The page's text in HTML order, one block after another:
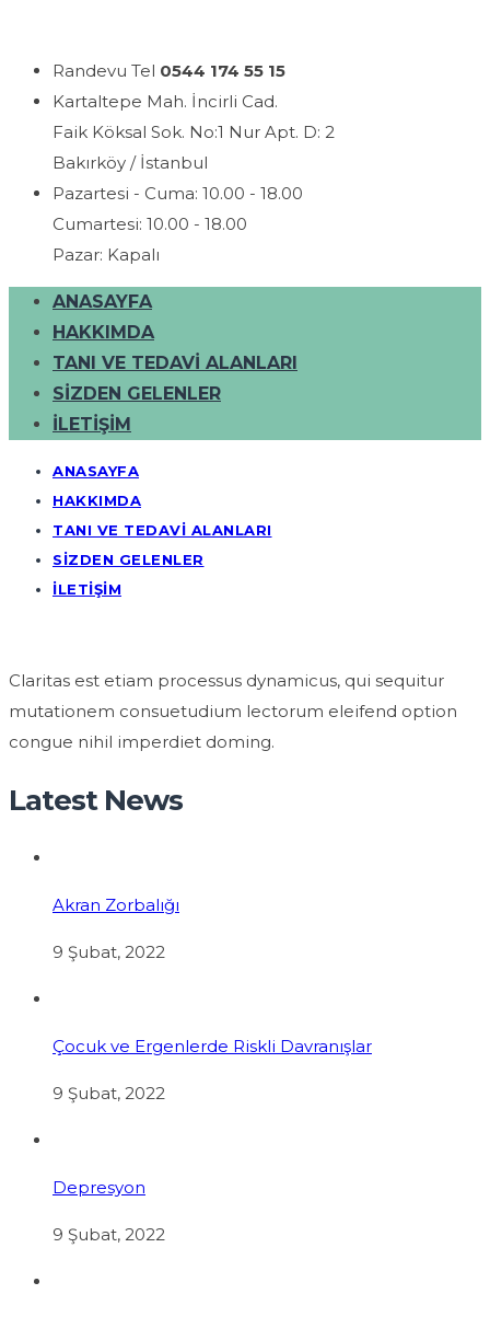
Randevu Tel 0544 174 55 15
Kartaltepe Mah. İncirli Cad.
Faik Köksal Sok. No:1 Nur Apt. D: 2
Bakırköy / İstanbul
Pazartesi - Cuma: 10.00 - 18.00
Cumartesi: 10.00 - 18.00
Pazar: Kapalı
ANASAYFA
HAKKIMDA
TANI VE TEDAVI ALANLARI
SIZDEN GELENLER
İLETIŞIM
ANASAYFA
HAKKIMDA
TANI VE TEDAVI ALANLARI
SIZDEN GELENLER
İLETIŞIM
Claritas est etiam processus dynamicus, qui sequitur
mutationem consuetudium lectorum eleifend option
congue nihil imperdiet doming.
Latest News
Akran Zorbalığı
9 Şubat, 2022
Çocuk ve Ergenlerde Riskli Davranışlar
9 Şubat, 2022
Depresyon
9 Şubat, 2022